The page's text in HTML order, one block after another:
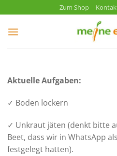
Inhalt
springen
Zum Shop
Aktuelle Aufgaben:
✓ Boden lockern
✓ Unkraut jäten (denkt bitte
Beet, dass wir in WhatsApp
festgelegt hatten).